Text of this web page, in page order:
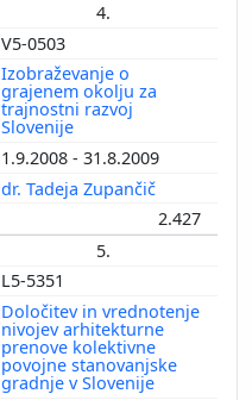
4.
V5-0503
Izobraževanje o
grajenem okolju za
trajnostni razvoj
Slovenije
1.9.2008 - 31.8.2009
dr. Tadeja Zupančič
2.427
5.
L5-5351
Določitev in vrednotenje
nivojev arhitekturne
prenove kolektivne
povojne stanovanjske
gradnje v Slovenije